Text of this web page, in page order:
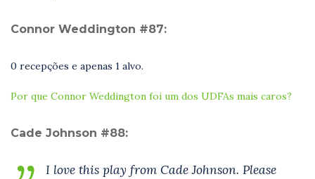
Connor Weddington #87:
0 recepções e apenas 1 alvo.
Por que Connor Weddington foi um dos UDFAs mais caros?
Cade Johnson #88:
I love this play from Cade Johnson. Please